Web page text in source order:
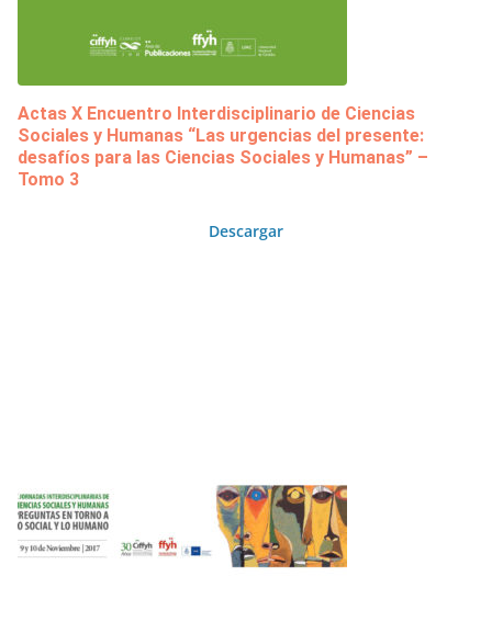
Actas X Encuentro Interdisciplinario de Ciencias
Sociales y Humanas “Las urgencias del presente:
desafíos para las Ciencias Sociales y Humanas” –
Tomo 3
Descargar